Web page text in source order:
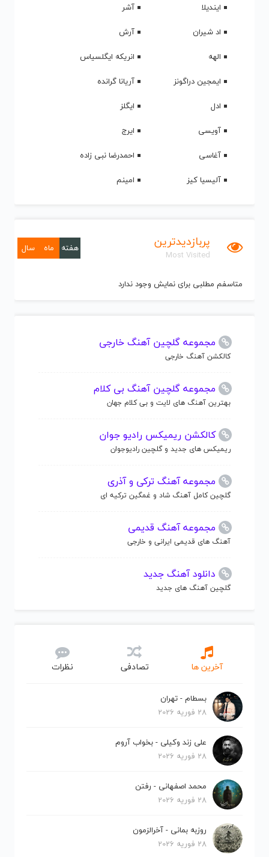
ایندیلا
آشر
اد شیران
آرش
الهه
انریکه ایگلسیاس
ایمجین دراگونز
آریانا گرانده
ادل
ایگلز
آویسی
ایرج
آغاسی
احمدرضا نبی زاده
آلیسیا کیز
امینم
پربازدیدترین
Most Visited
هفته ماه سال
متاسفم مطلبی برای نمایش وجود ندارد
مجموعه گلچین آهنگ خارجی
کالکشن آهنگ خارجی
مجموعه گلچین آهنگ بی کلام
بهترین آهنگ های لایت و بی کلام جهان
کالکشن ریمیکس رادیو جوان
ریمیکس های جدید و گلچین رادیوجوان
مجموعه آهنگ ترکی و آذری
گلچین کامل آهنگ شاد و غمگین ترکیه ای
مجموعه آهنگ قدیمی
آهنگ های قدیمی ایرانی و خارجی
دانلود آهنگ جدید
گلچین آهنگ های جدید
آخرین ها تصادفی نظرات
بسطام - تهران
28 فوریه 2026
علی زند وکیلی - بخواب آروم
28 فوریه 2026
محمد اصفهانی - رفتن
28 فوریه 2026
روزبه بمانی - آخرالزمون
28 فوریه 2026